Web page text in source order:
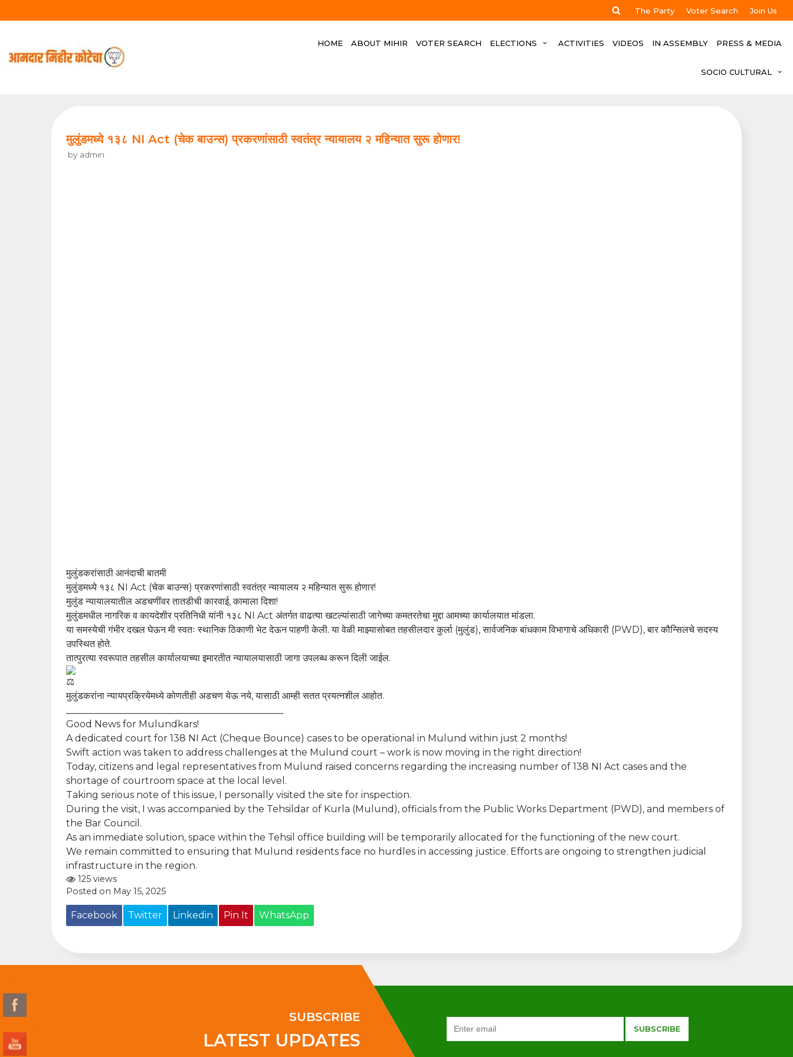
The Party Voter Search Join Us
HOME ABOUT MIHIR VOTER SEARCH ELECTIONS ACTIVITIES VIDEOS IN ASSEMBLY PRESS & MEDIA
SOCIO CULTURAL
मुलुंडमध्ये १३८ NI Act (चेक बाउन्स) प्रकरणांसाठी स्वतंत्र न्यायालय २ महिन्यात सुरू होणार!
by admin
मुलुंडकरांसाठी आनंदाची बातमी
मुलुंडमध्ये १३८ NI Act (चेक बाउन्स) प्रकरणांसाठी स्वतंत्र न्यायालय २ महिन्यात सुरू होणार!
मुलुंड न्यायालयातील अडचणींवर तातडीची कारवाई, कामाला दिशा!
मुलुंडमधील नागरिक व कायदेशीर प्रतिनिधी यांनी १३८ NI Act अंतर्गत वाढत्या खटल्यांसाठी जागेच्या कमतरतेचा मुद्दा आमच्या कार्यालयात मांडला.
या समस्येची गंभीर दखल घेऊन मी स्वतः स्थानिक ठिकाणी भेट देऊन पाहणी केली. या वेळी माझ्यासोबत तहसीलदार कुर्ला (मुलुंड), सार्वजनिक बांधकाम विभागाचे अधिकारी (PWD), बार कौन्सिलचे सदस्य
उपस्थित होते.
तात्पुरत्या स्वरूपात तहसील कार्यालयाच्या इमारतीत न्यायालयासाठी जागा उपलब्ध करून दिली जाईल.
मुलुंडकरांना न्यायप्रक्रियेमध्ये कोणतीही अडचण येऊ नये, यासाठी आम्ही सतत प्रयत्नशील आहोत.
Good News for Mulundkars!
A dedicated court for 138 NI Act (Cheque Bounce) cases to be operational in Mulund within just 2 months!
Swift action was taken to address challenges at the Mulund court – work is now moving in the right direction!
Today, citizens and legal representatives from Mulund raised concerns regarding the increasing number of 138 NI Act cases and the
shortage of courtroom space at the local level.
Taking serious note of this issue, I personally visited the site for inspection.
During the visit, I was accompanied by the Tehsildar of Kurla (Mulund), officials from the Public Works Department (PWD), and members of
the Bar Council.
As an immediate solution, space within the Tehsil office building will be temporarily allocated for the functioning of the new court.
We remain committed to ensuring that Mulund residents face no hurdles in accessing justice. Efforts are ongoing to strengthen judicial
infrastructure in the region.
125 views
Posted on May 15, 2025
Facebook Twitter Linkedin Pin It WhatsApp
SUBSCRIBE
LATEST UPDATES